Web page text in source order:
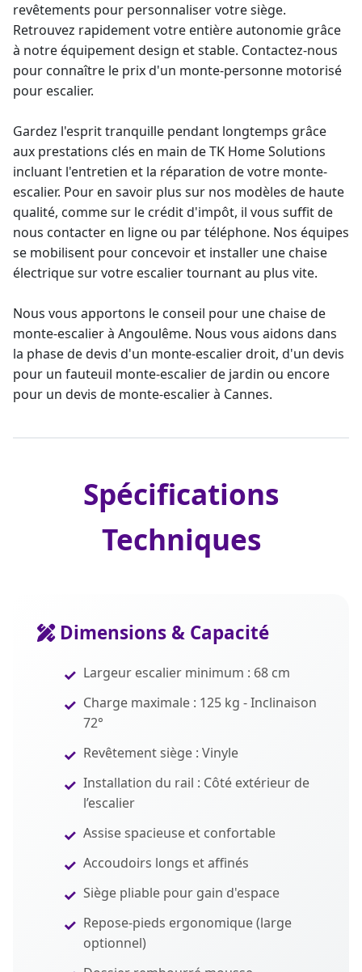
revêtements pour personnaliser votre siège.
Retrouvez rapidement votre entière autonomie grâce
à notre équipement design et stable. Contactez-nous
pour connaître le prix d'un monte-personne motorisé
pour escalier.
Gardez l'esprit tranquille pendant longtemps grâce
aux prestations clés en main de TK Home Solutions
incluant l'entretien et la réparation de votre monte-
escalier. Pour en savoir plus sur nos modèles de haute
qualité, comme sur le crédit d'impôt, il vous suffit de
nous contacter en ligne ou par téléphone. Nos équipes
se mobilisent pour concevoir et installer une chaise
électrique sur votre escalier tournantau plus vite.
Nous vous apportons le conseil pour une chaise de
monte-escalier à Angoulême. Nous vous aidons dans
la phase dedevis d'un monte-escalierdroit, d'un devis
pour un fauteuil monte-escalierde jardin ou encore
pour un devis de monte-escalier à Cannes.
Spécifications
Techniques
Dimensions & Capacité
Largeur escalier minimum : 68 cm
Charge maximale : 125 kg - Inclinaison
72°
Revêtement siège : Vinyle
Installation du rail : Côté extérieur de
l’escalier
Assise spacieuse et confortable
Accoudoirs longs et affinés
Siège pliable pour gain d'espace
Repose-pieds ergonomique (large
optionnel)